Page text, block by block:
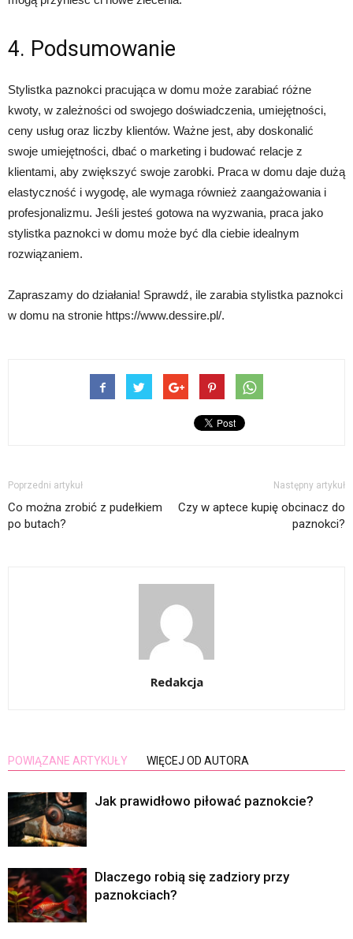
4. Podsumowanie
Stylistka paznokci pracująca w domu może zarabiać różne
kwoty, w zależności od swojego doświadczenia, umiejętności,
ceny usług oraz liczby klientów. Ważne jest, aby doskonalić
swoje umiejętności, dbać o marketing i budować relacje z
klientami, aby zwiększyć swoje zarobki. Praca w domu daje dużą
elastyczność i wygodę, ale wymaga również zaangażowania i
profesjonalizmu. Jeśli jesteś gotowa na wyzwania, praca jako
stylistka paznokci w domu może być dla ciebie idealnym
rozwiązaniem.
Zapraszamy do działania! Sprawdź, ile zarabia stylistka paznokci
w domu na stronie https://www.dessire.pl/.
Poprzedni artykuł
Co można zrobić z pudełkiem
po butach?
Następny artykuł
Czy w aptece kupię obcinacz do
paznokci?
Redakcja
POWIĄZANE ARTYKUŁY WIĘCEJ OD AUTORA
Jak prawidłowo piłować paznokcie?
Dlaczego robią się zadziory przy
paznokciach?